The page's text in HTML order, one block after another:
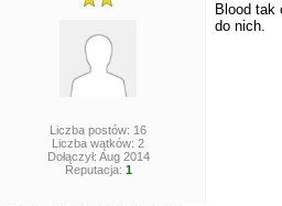
Liczba postów: 16
Liczba wątków: 2
Dołączył: Aug 2014
Reputacja: 1
Blood tak
do nich.